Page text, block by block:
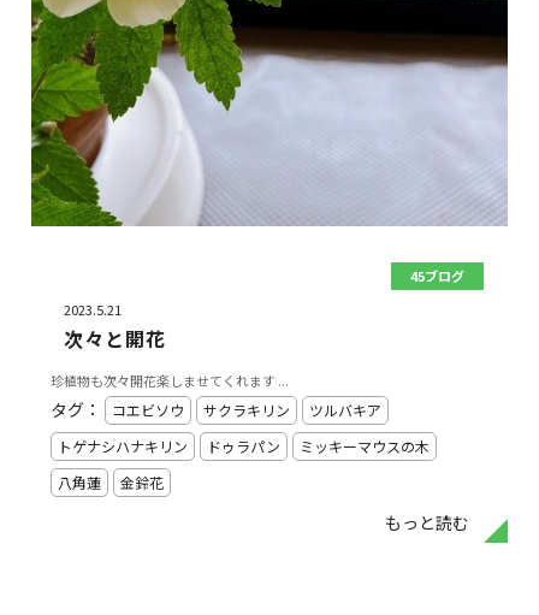
45ブログ
2023.5.21
次々と開花
珍植物も次々開花楽しませてくれます ...
もっと読む
タグ： コエビソウ サクラキリン
ツルバキア
トゲナシハナキリン
ドゥラパン
ミッキーマウスの木
八角蓮
金鈴花